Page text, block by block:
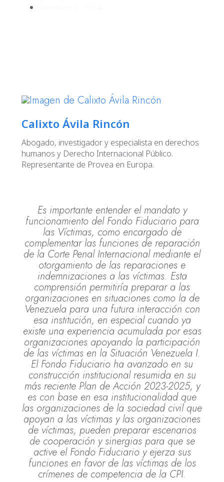
Calixto Ávila Rincón
Abogado, investigador y especialista en derechos
humanos y Derecho Internacional Público.
Representante de Provea en Europa.
Es importante entender el mandato y
funcionamiento del Fondo Fiduciario para
las Víctimas, como encargado de
complementar las funciones de reparación
de la Corte Penal Internacional mediante el
otorgamiento de las reparaciones e
indemnizaciones a las víctimas. Esta
comprensión permitiría preparar a las
organizaciones en situaciones como la de
Venezuela para una futura interacción con
esa institución, en especial cuando ya
existe una experiencia acumulada por esas
organizaciones apoyando la participación
de las víctimas en la Situación Venezuela I.
El Fondo Fiduciario ha avanzado en su
construcción institucional resumida en su
más reciente Plan de Acción 2023-2025, y
es con base en esa institucionalidad que
las organizaciones de la sociedad civil que
apoyan a las víctimas y las organizaciones
de víctimas, pueden preparar escenarios
de cooperación y sinergias para que se
active el Fondo Fiduciario y ejerza sus
funciones en favor de las víctimas de los
crímenes de competencia de la CPI.